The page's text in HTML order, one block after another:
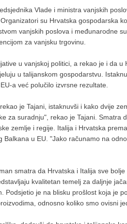
Vlade i ministra vanjskih
su Hrvatska gospodarska
vanjskih poslova i međunarodne
za vanjsku trgovinu.
u vanjskoj politici, a rekao je i da u
u talijanskom gospodarstvu.
a već polučilo izvrsne rezultate.
je Tajani, istaknuvši i kako dvije
za suradnju", rekao je Tajani. Smatra
zemlje i regije. Italija i Hrvatska
u EU. "Jako računamo na
smatra da Hrvatska i Italija sve
kvalitetan temelj za daljnje
je na blisku prošlost koja je
odnosno koliko smo ovisni